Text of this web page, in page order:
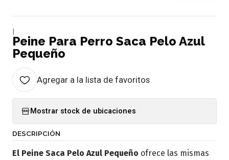
Peine Para Perro Saca Pelo Azul
Pequeño
Agregar a la lista de favoritos
Mostrar stock de ubicaciones
DESCRIPCIÓN
El Peine Saca Pelo Azul Pequeño ofrece las mismas